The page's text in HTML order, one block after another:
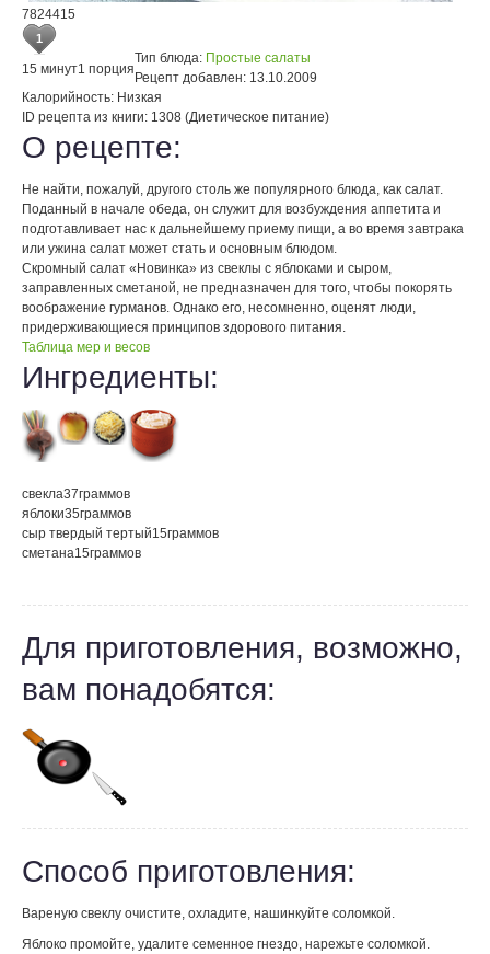
7824415
1
15 минут1 порция
Тип блюда: Простые салаты
Рецепт добавлен: 13.10.2009
Калорийность: Низкая
ID рецепта из книги: 1308 (Диетическое питание)
О рецепте:
Не найти, пожалуй, другого столь же популярного блюда, как салат.
Поданный в начале обеда, он служит для возбуждения аппетита и
подготавливает нас к дальнейшему приему пищи, а во время завтрака
или ужина салат может стать и основным блюдом.
Скромный салат «Новинка» из свеклы с яблоками и сыром,
заправленных сметаной, не предназначен для того, чтобы покорять
воображение гурманов. Однако его, несомненно, оценят люди,
придерживающиеся принципов здорового питания.
Таблица мер и весов
Ингредиенты:
свекла37граммов
яблоки35граммов
сыр твердый тертый15граммов
сметана15граммов
Для приготовления, возможно,
вам понадобятся:
Способ приготовления:
Вареную свеклу очистите, охладите, нашинкуйте соломкой.
Яблоко промойте, удалите семенное гнездо, нарежьте соломкой.